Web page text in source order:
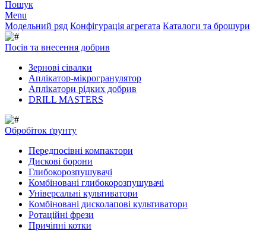
Пошук
Menu
Модельний ряд Конфігурація агрегата Каталоги та брошури
Посів та внесення добрив
Зернові сівалки
Аплікатор-мікрогранулятор
Аплікатори рідких добрив
DRILL MASTERS
Обробіток ґрунту
Передпосівні компактори
Дискові борони
Глибокорозпушувачі
Комбіновані глибокорозпушувачі
Універсальні культиватори
Комбіновані дисколапові культиватори
Ротаційні фрези
Причіпні котки